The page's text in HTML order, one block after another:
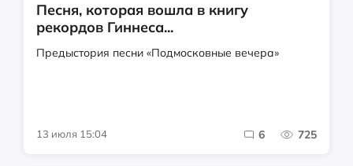
Песня, которая вошла в книгу
рекордов Гиннеса...
Предыстория песни «Подмосковные вечера»
13 июля 15:04 6 725